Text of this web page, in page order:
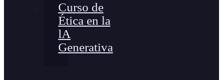
Curso de
Ética en la
lA
Generativa